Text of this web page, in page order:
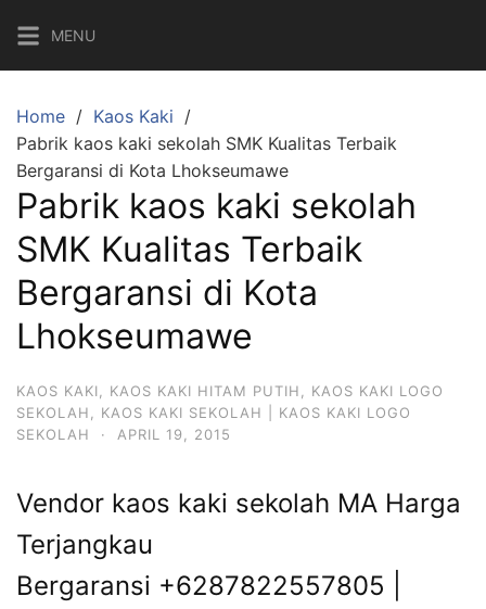
content
MENU
Home
Kaos Kaki
Pabrik kaos kaki sekolah SMK Kualitas Terbaik
Bergaransi di Kota Lhokseumawe
Pabrik kaos kaki sekolah
SMK Kualitas Terbaik
Bergaransi di Kota
Lhokseumawe
KAOS KAKI KAOS KAKI HITAM PUTIH
KAOS KAKI LOGO
SEKOLAH
KAOS KAKI SEKOLAH | KAOS KAKI LOGO
SEKOLAH
· APRIL 19, 2015
Vendor kaos kaki sekolah MA Harga
Terjangkau
Bergaransi +6287822557805 |